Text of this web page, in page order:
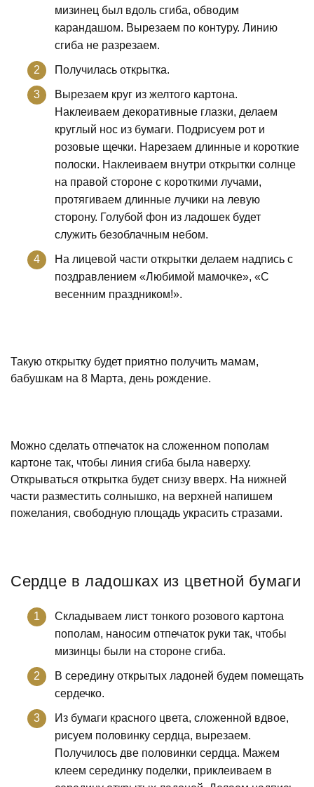
мизинец был вдоль сгиба, обводим
карандашом. Вырезаем по контуру. Линию
сгиба не разрезаем.
Получилась открытка.
Вырезаем круг из желтого картона.
Наклеиваем декоративные глазки, делаем
круглый нос из бумаги. Подрисуем рот и
розовые щечки. Нарезаем длинные и короткие
полоски. Наклеиваем внутри открытки солнце
на правой стороне с короткими лучами,
протягиваем длинные лучики на левую
сторону. Голубой фон из ладошек будет
служить безоблачным небом.
На лицевой части открытки делаем надпись с
поздравлением «Любимой мамочке», «С
весенним праздником!».
Такую открытку будет приятно получить мамам,
бабушкам на 8 Марта, день рождение.
Можно сделать отпечаток на сложенном пополам
картоне так, чтобы линия сгиба была наверху.
Открываться открытка будет снизу вверх. На нижней
части разместить солнышко, на верхней напишем
пожелания, свободную площадь украсить стразами.
Сердце в ладошках из цветной бумаги
Складываем лист тонкого розового картона
пополам, наносим отпечаток руки так, чтобы
мизинцы были на стороне сгиба.
В середину открытых ладоней будем помещать
сердечко.
Из бумаги красного цвета, сложенной вдвое,
рисуем половинку сердца, вырезаем.
Получилось две половинки сердца. Мажем
клеем серединку поделки, приклеиваем в